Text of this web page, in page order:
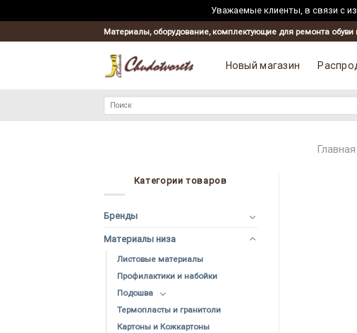
Уважаемые клиенты, в связи с
Материалы, оборудование, комплектующие для ремонта обуви
Новый магазин
Искать:
Главная
Категории товаров
Бренды
Материалы низа
Листовые материалы
Профилактики и набойки
Подошва
Термопласты и гранитоли
Картоны и Кожкартоны